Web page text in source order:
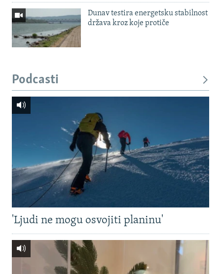
Dunav testira energetsku stabilnost
država kroz koje protiče
Podcasti
'Ljudi ne mogu osvojiti planinu'